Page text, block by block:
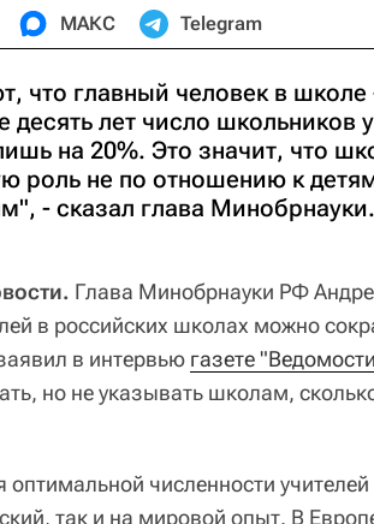
МАКС Telegram
что главный человек в школе
десять лет число школьников
на 20%. Это значит, что
роль не по отношению к
- сказал глава Минобрнауки.
Глава Минобрнауки РФ
в российских школах можно
в интервью газете
но не указывать школам,
оптимальной численности
так и на мировой опыт. В